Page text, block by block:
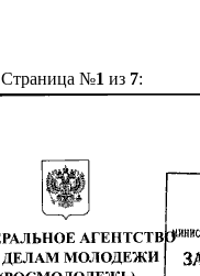
Страница №1 из 7: